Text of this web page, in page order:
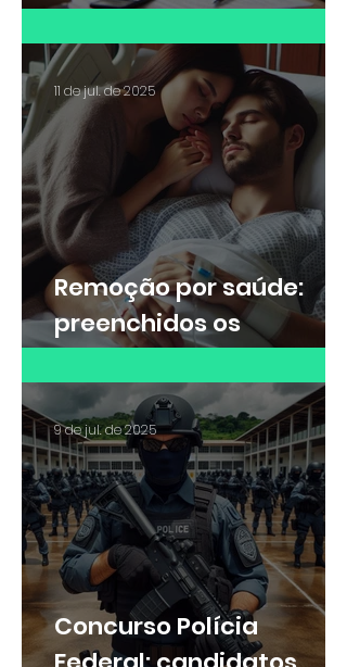
Saiba quando é possível
receber
Remoção por saúde:
preenchidos os
requisitos da lei, não
cabe negativa da
Administração Pública
11 de jul. de 2025
Concurso Polícia
9 de jul. de 2025